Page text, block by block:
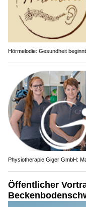
Hörmelodie: Gesundheit
Physiotherapie Giger GmbH:
Öffentlicher